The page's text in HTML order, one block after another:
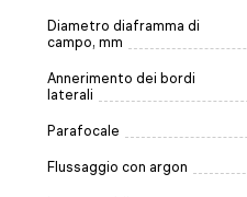
Diametro diaframma di
campo, mm
Annerimento dei bordi
laterali
Parafocale
Flussaggio con argon